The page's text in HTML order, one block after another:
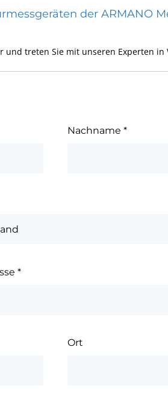
der ARMANO
und treten Sie mit unseren Experten in
Nachname *
*
Ort